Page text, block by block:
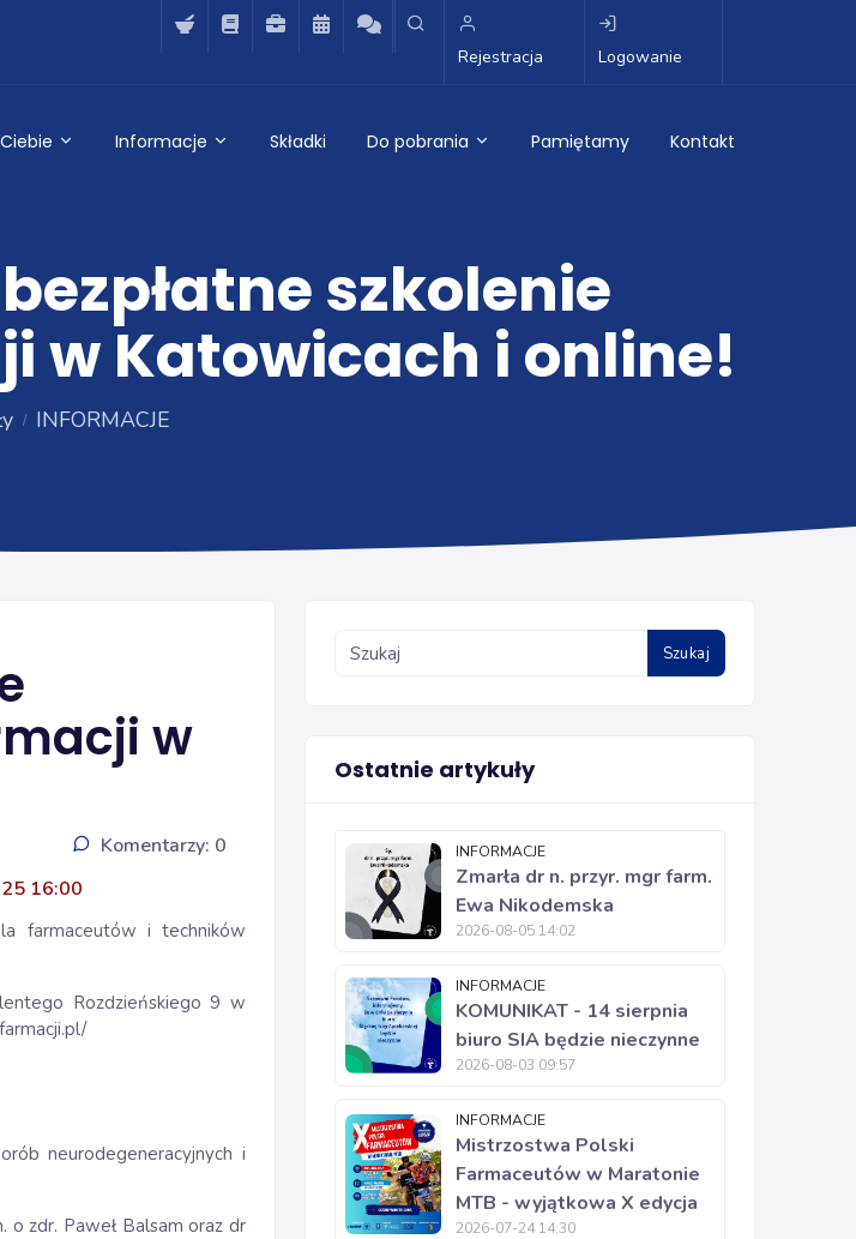
Rejestracja Logowanie
Informacje Składki Do pobrania Pamiętamy Kontakt
szkolenie
w Katowicach i online!
INFORMACJE
w
Komentarzy: 0
16:00
farmaceutów i techników
Rozdzieńskiego 9 w
neurodegeneracyjnych i
o zdr. Paweł Balsam oraz dr
Szukaj
Ostatnie artykuły
INFORMACJE
Zmarła dr n. przyr. mgr farm.
Ewa Nikodemska
2026-08-05 14:02
INFORMACJE
KOMUNIKAT - 14 sierpnia
biuro SIA będzie nieczynne
2026-08-03 09:57
INFORMACJE
Mistrzostwa Polski
Farmaceutów w Maratonie
MTB - wyjątkowa X edycja
2026-07-24 14:30